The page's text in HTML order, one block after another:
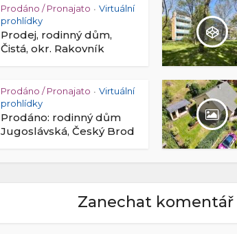
Prodáno / Pronajato • Virtuální
prohlídky
Prodej, rodinný dům,
Čistá, okr. Rakovník
Prodáno / Pronajato • Virtuální
prohlídky
Prodáno: rodinný dům
Jugoslávská, Český Brod
Zanechat komentář